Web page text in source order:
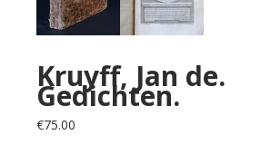
Kruyff, Jan de.
Gedichten.
€75.00